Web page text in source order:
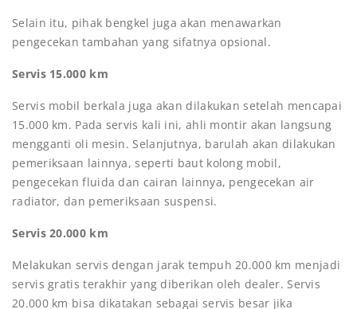
Selain itu, pihak bengkel juga akan menawarkan
pengecekan tambahan yang sifatnya opsional.
Servis 15.000 km
Servis mobil berkala juga akan dilakukan setelah mencapai
15.000 km. Pada servis kali ini, ahli montir akan langsung
mengganti oli mesin. Selanjutnya, barulah akan dilakukan
pemeriksaan lainnya, seperti baut kolong mobil,
pengecekan fluida dan cairan lainnya, pengecekan air
radiator, dan pemeriksaan suspensi.
Servis 20.000 km
Melakukan servis dengan jarak tempuh 20.000 km menjadi
servis gratis terakhir yang diberikan oleh dealer. Servis
20.000 km bisa dikatakan sebagai servis besar jika